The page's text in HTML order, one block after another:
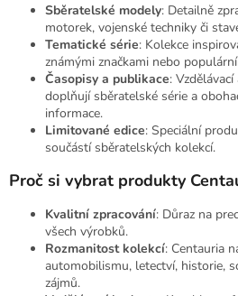
Sběratelské modely: Detailně
motorek, vojenské techniky či
Tematické série: Kolekce
známými značkami nebo
Časopisy a publikace:
doplňují sběratelské série a
informace.
Limitované edice: Speciální
součástí sběratelských kolekcí.
Proč si vybrat produkty
Kvalitní zpracování: Důraz na
všech výrobků.
Rozmanitost kolekcí: Centauria
automobilismu, letectví, historie,
zájmů.